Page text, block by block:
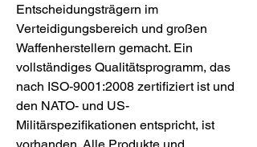
Entscheidungsträgern im
Verteidigungsbereich und großen
Waffenherstellern gemacht. Ein
vollständiges Qualitätsprogramm, das
nach ISO-9001:2008 zertifiziert ist und
den NATO- und US-
Militärspezifikationen entspricht, ist